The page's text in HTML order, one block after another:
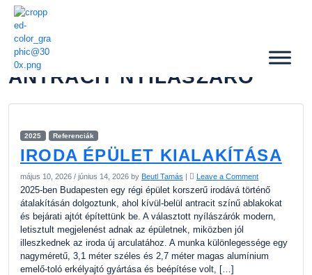
ANTRACIT NYÍLÁSZÁRÓ
2025 Referenciák
IRODA ÉPÜLET KIALAKÍTÁSA
május 10, 2026 / június 14, 2026 by Beutl Tamás | Leave a Comment
2025-ben Budapesten egy régi épület korszerű irodává történő
átalakításán dolgoztunk, ahol kívül-belül antracit színű ablakokat
és bejárati ajtót építettünk be. A választott nyílászárók modern,
letisztult megjelenést adnak az épületnek, miközben jól
illeszkednek az iroda új arculatához. A munka különlegessége egy
nagyméretű, 3,1 méter széles és 2,7 méter magas alumínium
emelő-toló erkélyajtó gyártása és beépítése volt, […]